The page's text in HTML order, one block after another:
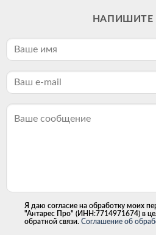
НАПИШИТЕ
Я даю согласие на обработку моих
"Антарес Про" (ИНН:7714971674) в
обратной связи. Соглашение об